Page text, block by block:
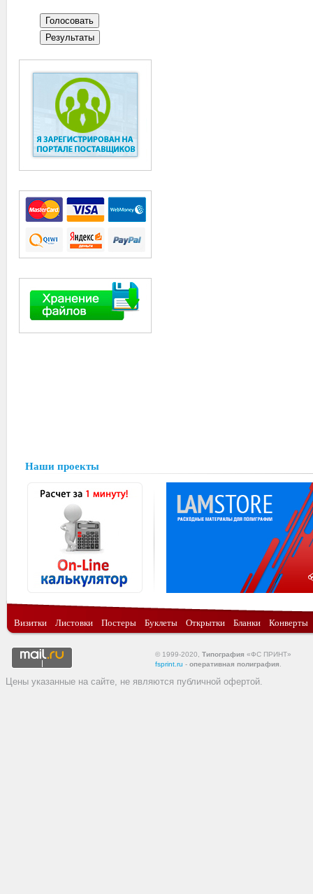
Наши проекты
Визитки Листовки Постеры Буклеты Открытки Бланки Конверты
© 1999-2020, Типография «ФС ПРИНТ»
fsprint.ru - оперативная полиграфия
Цены указанные на сайте, не являются публичной офертой.